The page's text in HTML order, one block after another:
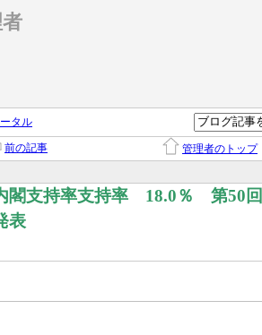
タル
前の記事 管理者のトップ
閣支持率支持率 18.0％ 第50回
表